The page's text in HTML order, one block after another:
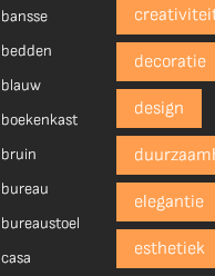
bansse
bedden
blauw
boekenkast
bruin
bureau
bureaustoel
casa
decoratie
design
elegantie
esthetiek